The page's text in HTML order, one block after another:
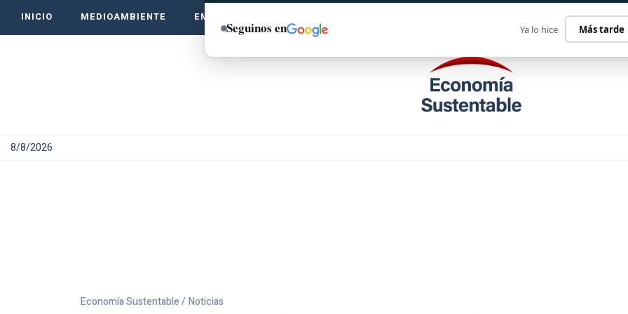
INICIO MEDIOAMBIENTE EMPRENDE VERDE
8/8/2026
Economía Sustentable / Noticias
Seguinos en Ya lo hice Más tarde